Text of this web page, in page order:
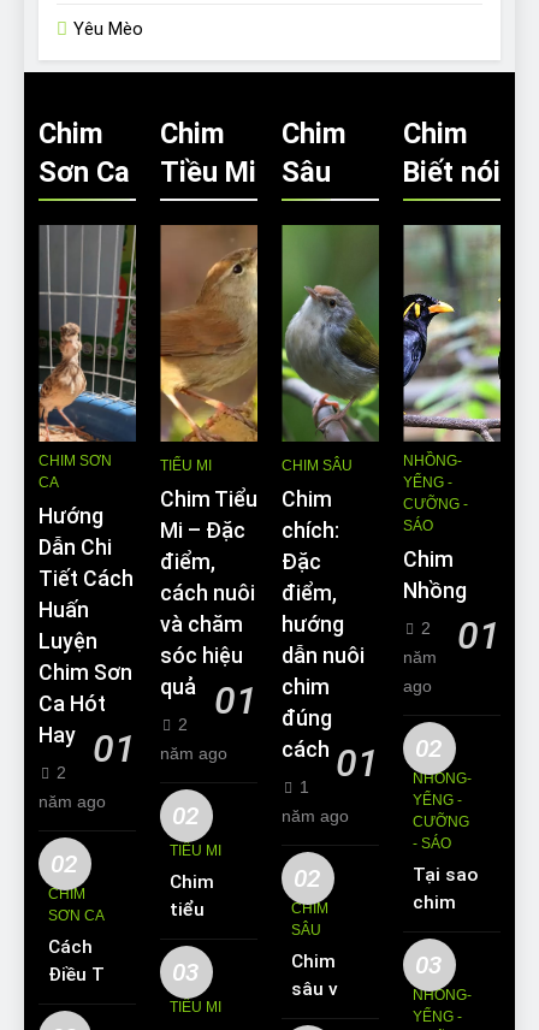
Yêu Mèo
Chim
Sơn Ca
CHIM SƠN
CA
Hướng
Dẫn Chi
Tiết Cách
Huấn
Luyện
Chim Sơn
Ca Hót
Hay
01
2
năm ago
02
CHIM
SƠN CA
Cách
Điều Trị
Hiệu
Chim
Tiều Mi
TIỂU MI
Chim Tiểu
Mi – Đặc
điểm,
cách nuôi
và chăm
sóc hiệu
quả
01
2
năm ago
02
TIỂU MI
Chim
tiểu mi
ăn gì?
Kinh
nghiệm
03
TIỂU MI
Chim
Sâu
CHIM SÂU
Chim
chích:
Đặc
điểm,
hướng
dẫn nuôi
chim
đúng
cách 01
1
năm ago
02
CHIM
SÂU
Chim
sâu và
những
Chim
Biết nói
NHỒNG-
YỂNG -
CƯỠNG -
SÁO
Chim
Nhồng
01
2
năm
ago
02
NHỒNG-
YỂNG -
CƯỠNG
- SÁO
Tại sao
chim
Sáo lại
được
yêu
thích
03
NHỒNG-
YỂNG -